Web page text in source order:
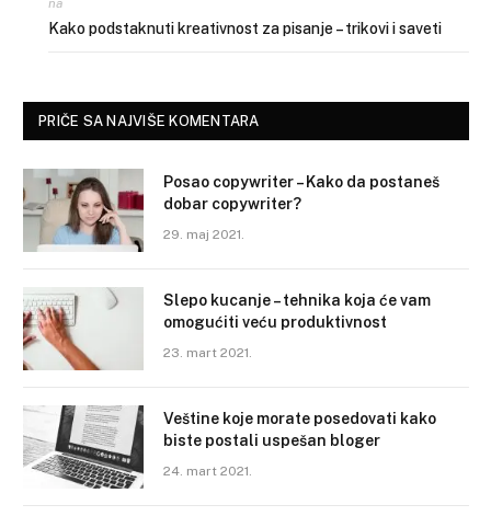
na
Kako podstaknuti kreativnost za pisanje – trikovi i saveti
PRIČE SA NAJVIŠE KOMENTARA
Posao copywriter – Kako da postaneš
dobar copywriter?
29. maj 2021.
Slepo kucanje – tehnika koja će vam
omogućiti veću produktivnost
23. mart 2021.
Veštine koje morate posedovati kako
biste postali uspešan bloger
24. mart 2021.